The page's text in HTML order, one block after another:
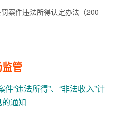
案件违法所得认定办法（200
管
“违法所得”、“非法收入”计
通知